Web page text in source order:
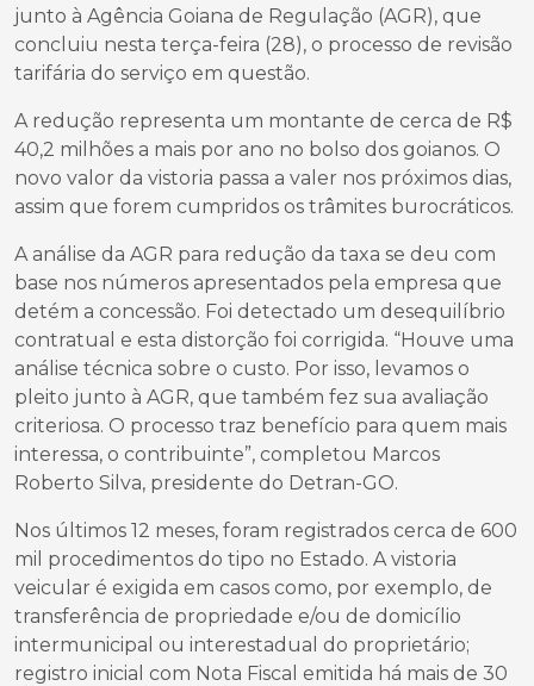
junto à Agência Goiana de Regulação (AGR), que
concluiu nesta terça-feira (28), o processo de revisão
tarifária do serviço em questão.
A redução representa um montante de cerca de R$
40,2 milhões a mais por ano no bolso dos goianos. O
novo valor da vistoria passa a valer nos próximos dias,
assim que forem cumpridos os trâmites burocráticos.
A análise da AGR para redução da taxa se deu com
base nos números apresentados pela empresa que
detém a concessão. Foi detectado um desequilíbrio
contratual e esta distorção foi corrigida. “Houve uma
análise técnica sobre o custo. Por isso, levamos o
pleito junto à AGR, que também fez sua avaliação
criteriosa. O processo traz benefício para quem mais
interessa, o contribuinte”, completou Marcos
Roberto Silva, presidente do Detran-GO.
Nos últimos 12 meses, foram registrados cerca de 600
mil procedimentos do tipo no Estado. A vistoria
veicular é exigida em casos como, por exemplo, de
transferência de propriedade e/ou de domicílio
intermunicipal ou interestadual do proprietário;
registro inicial com Nota Fiscal emitida há mais de 30